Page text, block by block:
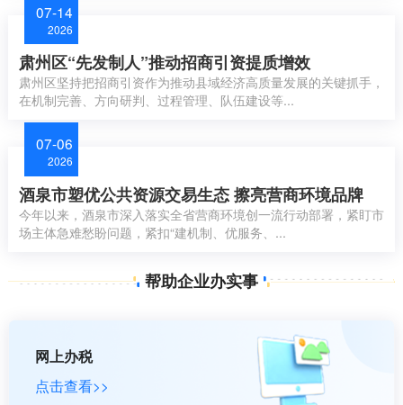
肃州区“先发制人”推动招商引资提质增效
肃州区坚持把招商引资作为推动县域经济高质量发展的关键抓手，
在机制完善、方向研判、过程管理、队伍建设等...
07-14
2026
酒泉市塑优公共资源交易生态 擦亮营商环境品牌
今年以来，酒泉市深入落实全省营商环境创一流行动部署，紧盯市
场主体急难愁盼问题，紧扣“建机制、优服务、...
07-06
2026
帮助企业办实事
网上办税
点击查看>>